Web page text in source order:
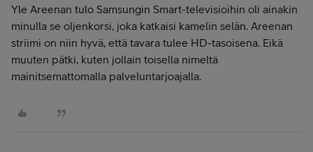
Yle Areenan tulo Samsungin Smart-televisioihin oli ainakin
minulla se oljenkorsi, joka katkaisi kamelin selän. Areenan
striimi on niin hyvä, että tavara tulee HD-tasoisena. Eikä
muuten pätki, kuten jollain toisella nimeltä
mainitsemattomalla palveluntarjoajalla.